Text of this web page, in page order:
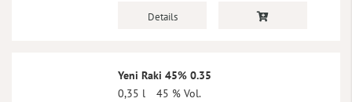
Details
Yeni Raki 45% 0.35
0,35 l
45 % Vol.